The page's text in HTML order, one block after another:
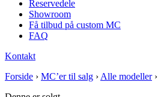
Reservedele
Showroom
Få tilbud på custom MC
FAQ
Kontakt
Forside › MC’er til salg › Alle modeller›